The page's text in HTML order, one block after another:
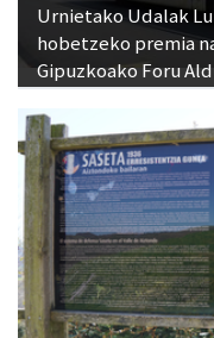
Urnietako Udalak
hobetzeko premia
Gipuzkoako Foru